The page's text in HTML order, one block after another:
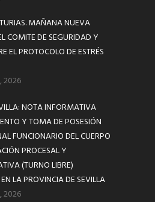
MAÑANA NUEVA
COMITE DE SEGURIDAD Y
EL PROTOCOLO DE ESTRÉS
2026
NOTA INFORMATIVA
Y TOMA DE POSESIÓN
FUNCIONARIO DEL CUERPO
PROCESAL Y
(TURNO LIBRE)
LA PROVINCIA DE SEVILLA
2026